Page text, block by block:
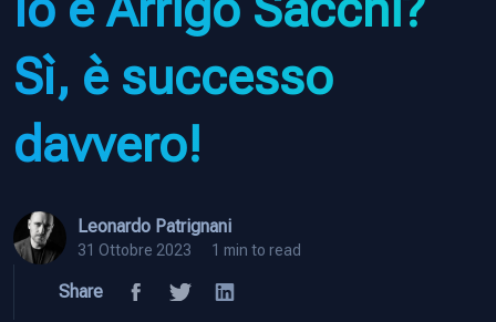
Sì, è successo
davvero!
Leonardo Patrignani
31 Ottobre 2023 1 min to read
Share